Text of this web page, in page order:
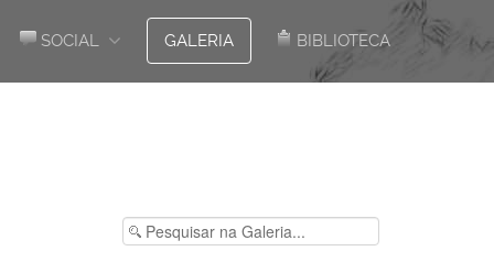
SOCIAL GALERIA BIBLIOTECA